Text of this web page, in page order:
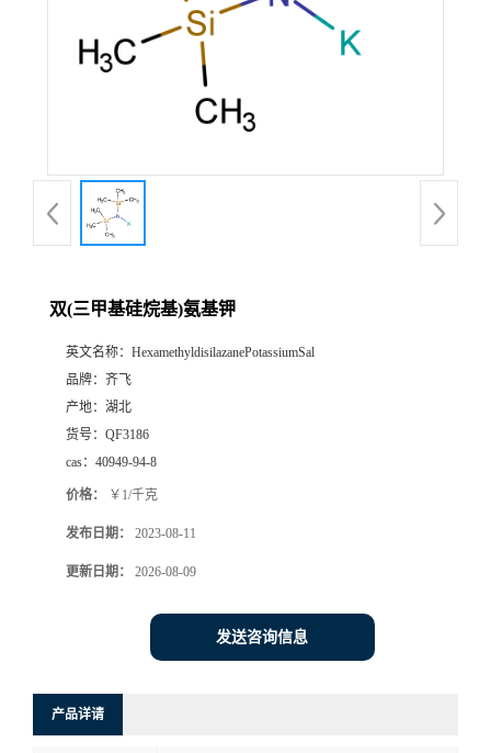
联
系
双(三甲基硅烷基)氨基钾
英文名称： HexamethyldisilazanePotassiumSal
品牌： 齐飞
产地： 湖北
货号： QF3186
cas： 40949-94-8
价格： ￥1/千克
发布日期： 2023-08-11
更新日期： 2026-08-09
发送咨询信息
产品详请